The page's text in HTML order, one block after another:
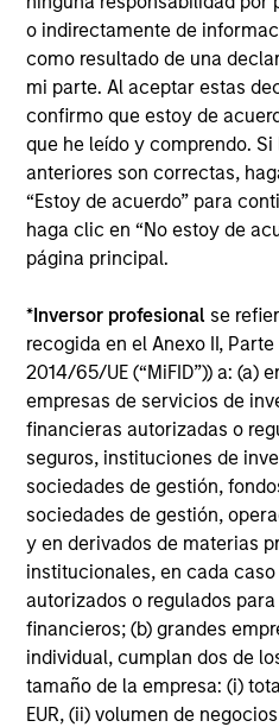
o indirectamente de
como resultado de una
mi parte. Al aceptar estas
confirmo que estoy de
que he leído y comprendo.
anteriores son correctas,
“Estoy de acuerdo” para
haga clic en “No estoy de
página principal.
*Inversor profesional se
recogida en el Anexo II,
2014/65/UE (“MiFID”)) a: (a)
empresas de servicios de
financieras autorizadas o
seguros, instituciones de
sociedades de gestión,
sociedades de gestión,
y en derivados de materias
institucionales, en cada
autorizados o regulados
financieros; (b) grandes
individual, cumplan dos de
tamaño de la empresa: (i)
EUR, (ii) volumen de
Soluciones y
Estrategias
individualmente que
clientes un mayor
inversiones e
Inversión
Amplia gama
inversión que
públicos y privados